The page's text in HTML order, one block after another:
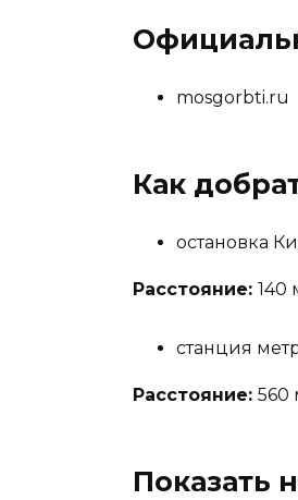
mosgorbti.ru
Как
остановка
Расстояние: 140
станция
Расстояние: 560
Показать